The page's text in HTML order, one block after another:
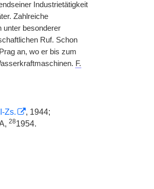
Industrietätigkeit
Zahlreiche
unter besonderer
Ruf. Schon
Prag an, wo er bis zum
F.
Zs.
, 1944;
281954.